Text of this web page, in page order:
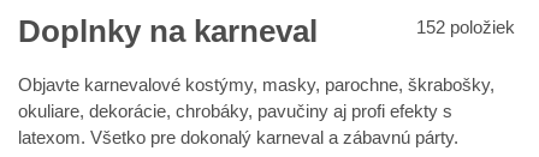
Doplnky na karneval 152 položiek
Objavte karnevalové kostýmy, masky, parochne, škrabošky,
okuliare, dekorácie, chrobáky, pavučiny aj profi efekty s
latexom. Všetko pre dokonalý karneval a zábavnú párty.